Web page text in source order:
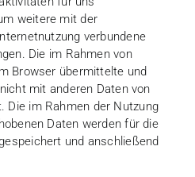
weitere mit der
verbundene
Die im Rahmen von
Browser übermittelte und
mit anderen Daten von
Die im Rahmen der Nutzung
Daten werden für die
und anschließend